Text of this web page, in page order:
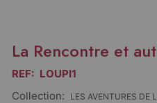
La Rencontre et
REF: LOUPI1
Collection:
LES AVENTURES DE